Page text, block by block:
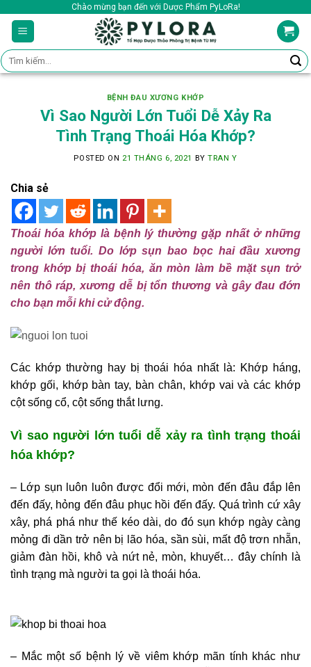
content
Chào mừng bạn đến với Dược Phẩm PyLoRa!
Tìm
kiếm:
BỆNH ĐAU XƯƠNG KHỚP
Vì Sao Người Lớn Tuổi Dễ Xảy Ra
Tình Trạng Thoái Hóa Khớp?
POSTED ON 21 THÁNG 6, 2021 BYTRAN Y
Chia sẻ
Thoái hóa khớp là bệnh lý thường gặp nhất ở những
người lớn tuổi. Do lớp sụn bao bọc hai đầu xương
trong khớp bị thoái hóa, ăn mòn làm bề mặt sụn trở
nên thô ráp, xương dễ bị tổn thương và gây đau đớn
cho bạn mỗi khi cử động.
Các khớp thường hay bị thoái hóa nhất là: Khớp háng,
khớp gối, khớp bàn tay, bàn chân, khớp vai và các khớp
cột sống cổ, cột sống thắt lưng.
Vì sao người lớn tuổi dễ xảy ra tình trạng thoái
hóa khớp?
– Lớp sụn luôn luôn được đổi mới, mòn đến đâu đắp lên
đến đấy, hỏng đến đâu phục hồi đến đấy. Quá trình cứ xây
xây, phá phá như thế kéo dài, do đó sụn khớp ngày càng
mỏng đi dần trở nên bị lão hóa, sần sùi, mất độ trơn nhẵn,
giảm đàn hồi, khô và nứt nẻ, mòn, khuyết… đây chính là
tình trạng mà người ta gọi là thoái hóa.
– Mắc một số bệnh lý về viêm khớp mãn tính khác như